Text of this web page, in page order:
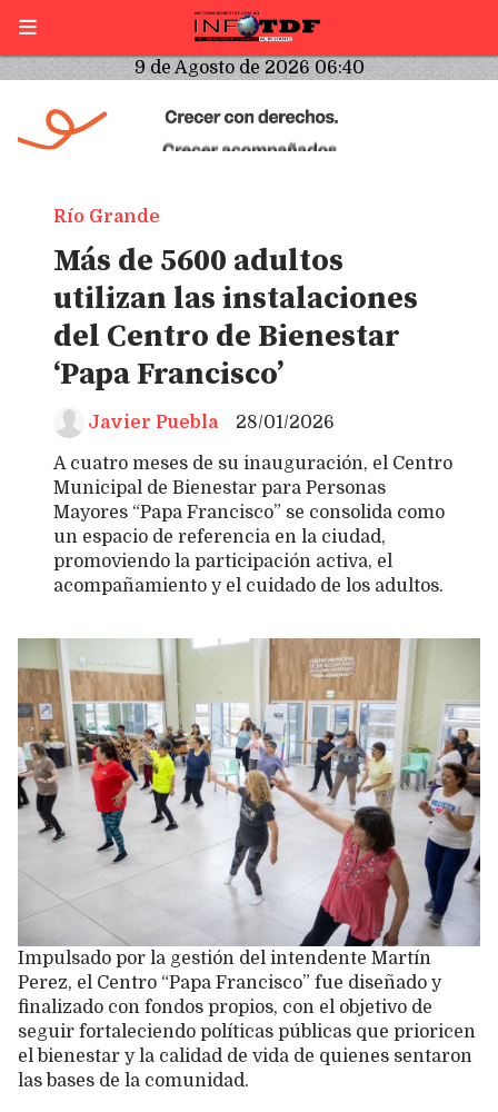
9 de Agosto de 2026 06:40
Más de 5600 adultos
utilizan las instalaciones
del Centro de Bienestar
‘Papa Francisco’
A cuatro meses de su inauguración, el Centro
Municipal de Bienestar para Personas
Mayores “Papa Francisco” se consolida como
un espacio de referencia en la ciudad,
promoviendo la participación activa, el
acompañamiento y el cuidado de los adultos.
Río Grande
28/01/2026
Javier Puebla
Impulsado por la gestión del intendente Martín
Perez, el Centro “Papa Francisco” fue diseñado y
finalizado con fondos propios, con el objetivo de
seguir fortaleciendo políticas públicas que prioricen
el bienestar y la calidad de vida de quienes sentaron
las bases de la comunidad.